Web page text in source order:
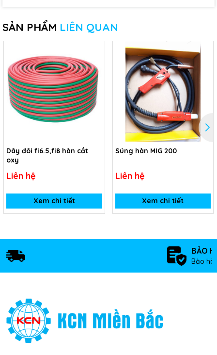
SẢN PHẨM LIÊN QUAN
Dây đôi fi6.5,fi8 hàn cắt
oxy
Liên hệ
Xem chi tiết
Súng hàn MIG 200
Liên hệ
Xem chi tiết
BẢO
Bảo